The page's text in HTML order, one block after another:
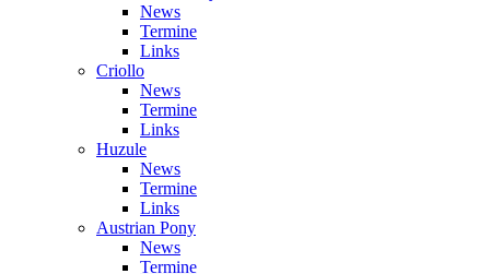
News
Termine
Links
Criollo
News
Termine
Links
Huzule
News
Termine
Links
Austrian Pony
News
Termine